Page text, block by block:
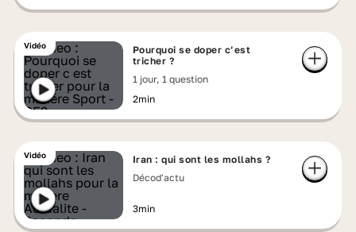
Vidéo
Pourquoi se doper c’est
tricher ?
1 jour, 1 question
2min
Vidéo
Iran : qui sont les mollahs ?
Décod'actu
3min